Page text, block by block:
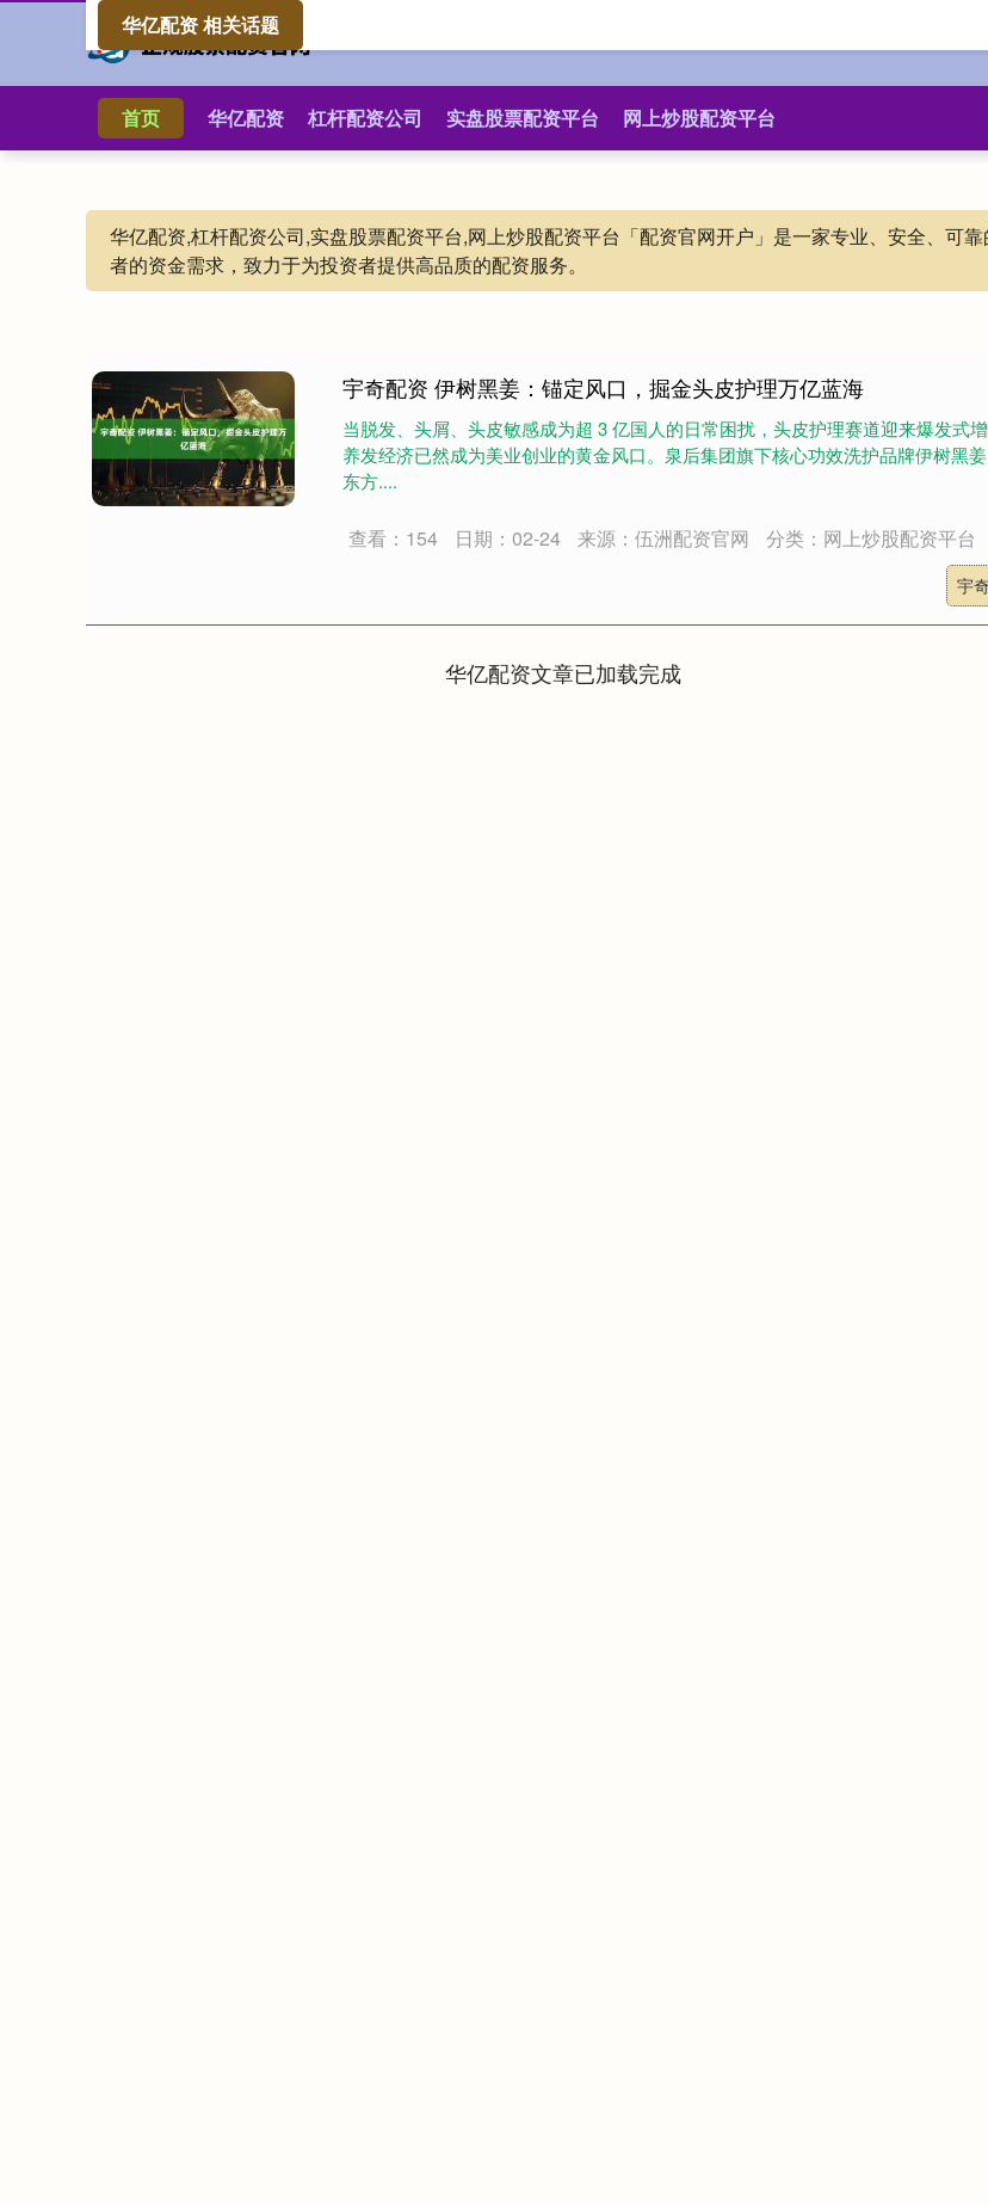
首页 华亿配资 杠杆配资公司 实盘股票配资平台 网上炒股配资平台
华亿配资,杠杆配资公司,实盘股票配资平台,网上炒股配资平台「配资官网开户」是一家专业、安全、可
者的资金需求，致力于为投资者提供高品质的配资服务。
华亿配资 相关话题
宇奇配资 伊树黑姜：锚定风口，掘金头皮护理万亿蓝海
当脱发、头屑、头皮敏感成为超 3 亿国人的日常困扰，头皮护理赛道迎来爆发式增
养发经济已然成为美业创业的黄金风口。泉后集团旗下核心功效洗护品牌伊树黑
东方....
查看：154 日期：02-24 来源：伍洲配资官网 分类：网上炒股配资平台
宇
华亿配资文章已加载完成